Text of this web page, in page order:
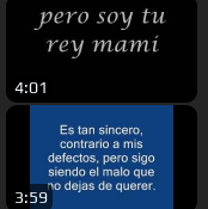
4:01
3:59